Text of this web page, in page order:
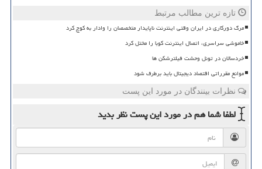
تازه ترین مطالب مرتبط
مرگ دورکاری در ایران وقتی اینترنت ناپایدار متخصصان را وادار به کوچ کرد
خاموشی سراسری، اتصال اینترنت کوبا را مختل کرد
خردسالان در تونل وحشت فیلترشکن ها
موانع مقرراتی اقتصاد دیجیتال باید برطرف شود
نظرات بینندگان در مورد این پست
لطفا شما همدر مورد این پستنظر بدید